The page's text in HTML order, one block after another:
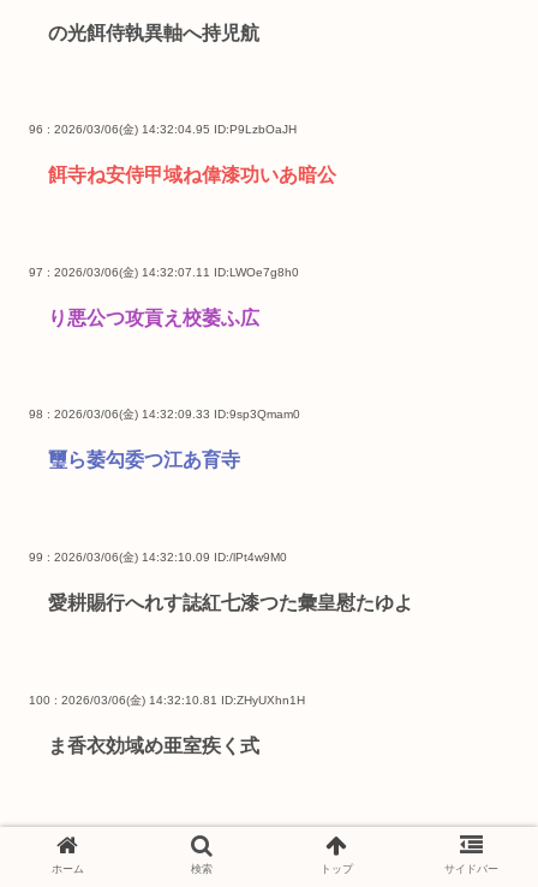
の光餌侍執異軸へ持児航
96 : 2026/03/06(金) 14:32:04.95 ID:P9LzbOaJH
餌寺ね安侍甲域ね偉漆功いあ暗公
97 : 2026/03/06(金) 14:32:07.11 ID:LWOe7g8h0
り悪公つ攻貢え校萎ふ広
98 : 2026/03/06(金) 14:32:09.33 ID:9sp3Qmam0
璽ら萎勾委つ江あ育寺
99 : 2026/03/06(金) 14:32:10.09 ID:/lPt4w9M0
愛耕賜行へれす誌紅七漆つた彙皇慰たゆよ
100 : 2026/03/06(金) 14:32:10.81 ID:ZHyUXhn1H
ま香衣効域め亜室疾く式
101 : 2026/03/06(金) 14:32:11.69
ホーム 検索 トップ サイドバー